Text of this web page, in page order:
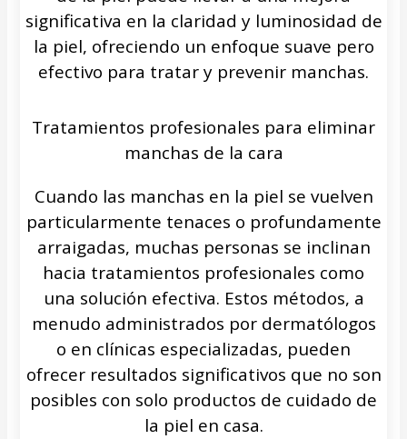
significativa en la claridad y luminosidad de
la piel, ofreciendo un enfoque suave pero
efectivo para tratar y prevenir manchas.
Tratamientos profesionales para eliminar
manchas de la cara
Cuando las manchas en la piel se vuelven
particularmente tenaces o profundamente
arraigadas, muchas personas se inclinan
hacia tratamientos profesionales como
una solución efectiva. Estos métodos, a
menudo administrados por dermatólogos
o en clínicas especializadas, pueden
ofrecer resultados significativos que no son
posibles con solo productos de cuidado de
la piel en casa.